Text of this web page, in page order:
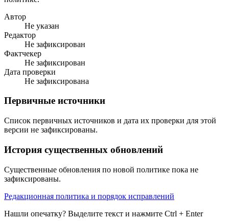
Автор
Не указан
Редактор
Не зафиксирован
Фактчекер
Не зафиксирован
Дата проверки
Не зафиксирована
Первичные источники
Список первичных источников и дата их проверки для этой
версии не зафиксированы.
История существенных обновлений
Существенные обновления по новой политике пока не
зафиксированы.
Редакционная политика и порядок исправлений
Нашли опечатку? Выделите текст и нажмите Ctrl + Enter